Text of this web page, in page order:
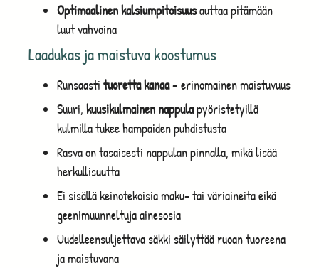
Optimaalinen kalsiumpitoisuusauttaa pitämään
luut vahvoina
Laadukas ja maistuva koostumus
Runsaasti tuoretta kanaa– erinomainen maistuvuus
Suuri, kuusikulmainen nappulapyöristetyillä
kulmilla tukee hampaiden puhdistusta
Rasva on tasaisesti nappulan pinnalla, mikä lisää
herkullisuutta
Ei sisällä keinotekoisia maku- tai väriaineita eikä
geenimuunneltuja ainesosia
Uudelleensuljettava säkki säilyttää ruoan tuoreena
ja maistuvana